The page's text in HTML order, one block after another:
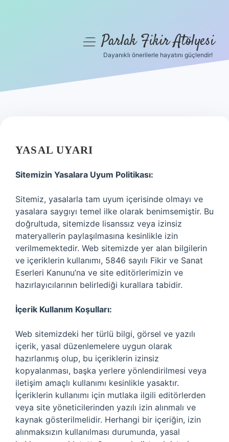
Hakkımızda
menüyüParlak Fikir Atölyesi
Dayanıklı önerilerle hayatını güçlendir!
YASAL UYARI
Sitemizin Yasalara Uyum Politikası:
Sitemiz, yasalarla tam uyum içerisinde olmayı ve
yasalara saygıyı temel ilke olarak benimsemiştir. Bu
doğrultuda, sitemizde lisanssız veya izinsiz
materyallerin paylaşılmasına kesinlikle izin
verilmemektedir. Web sitemizde yer alan bilgilerin
ve içeriklerin kullanımı, 5846 sayılı Fikir ve Sanat
Eserleri Kanunu’na ve site editörlerimizin ve
hazırlayıcılarının belirlediği kurallara tabidir.
İçerik Kullanım Koşulları:
Web sitemizdeki her türlü bilgi, görsel ve yazılı
içerik, yasal düzenlemelere uygun olarak
hazırlanmış olup, bu içeriklerin izinsiz
kopyalanması, başka yerlere yönlendirilmesi veya
iletişim amaçlı kullanımı kesinlikle yasaktır.
İçeriklerin kullanımı için mutlaka ilgili editörlerden
veya site yöneticilerinden yazılı izin alınmalı ve
kaynak gösterilmelidir. Herhangi bir içeriğin, izin
alınmaksızın kullanılması durumunda, yasal